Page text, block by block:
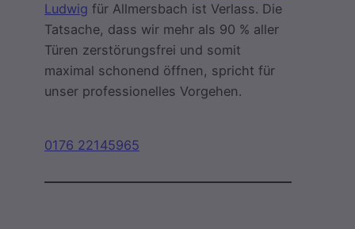
Ludwig für Allmersbach ist Verlass. Die
Tatsache, dass wir mehr als 90 % aller
Türen zerstörungsfrei und somit
maximal schonend öffnen, spricht für
unser professionelles Vorgehen.
0176 22145965